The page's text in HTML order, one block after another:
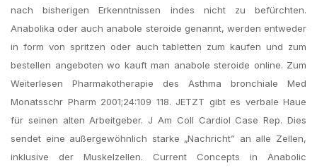
nach bisherigen Erkenntnissen indes nicht zu befürchten.
Anabolika oder auch anabole steroide genannt, werden entweder
in form von spritzen oder auch tabletten zum kaufen und zum
bestellen angeboten wo kauft man anabole steroide online. Zum
Weiterlesen Pharmakotherapie des Asthma bronchiale Med
Monatsschr Pharm 2001;24:109 118. JETZT gibt es verbale Haue
für seinen alten Arbeitgeber. J Am Coll Cardiol Case Rep. Dies
sendet eine außergewöhnlich starke „Nachricht” an alle Zellen,
inklusive der Muskelzellen. Current Concepts in Anabolic